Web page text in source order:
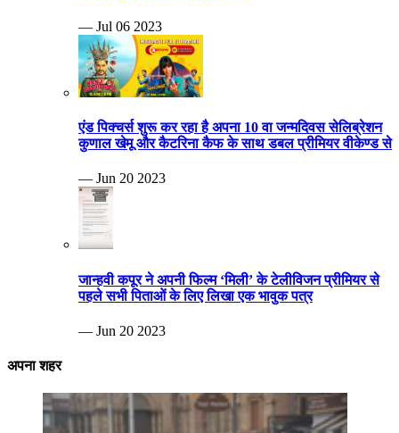
— Jul 06 2023
एंड पिक्चर्स शुरू कर रहा है अपना 10 वा जन्मदिवस सेलिब्रेशन
कुणाल खेमू और कैटरिना कैफ के साथ डबल प्रीमियर वीकेण्ड से
— Jun 20 2023
जान्हवी कपूर ने अपनी फिल्म ‘मिली’ के टेलीविजन प्रीमियर से
पहले सभी पिताओं के लिए लिखा एक भावुक पत्र
— Jun 20 2023
अपना शहर